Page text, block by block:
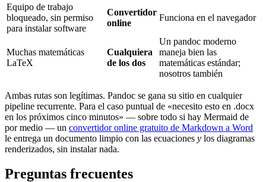
Equipo de trabajo
bloqueado, sin permiso
para instalar software
Convertidor
online
Funciona en el navegador
Muchas matemáticas
LaTeX
Cualquiera
de los dos
Un pandoc moderno
maneja bien las
matemáticas estándar;
nosotros también
Ambas rutas son legítimas. Pandoc se gana su sitio en cualquier
pipeline recurrente. Para el caso puntual de «necesito esto en .docx
en los próximos cinco minutos» — sobre todo si hay Mermaid de
por medio — un convertidor online gratuito de Markdown a Word
le entrega un documento limpio con las ecuaciones y los diagramas
renderizados, sin instalar nada.
Preguntas frecuentes